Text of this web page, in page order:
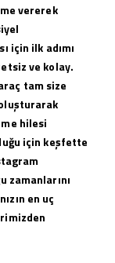
vererek
için ilk adımı
ve kolay.
tam size
hilesi
için keşfette
zamanlarını
en uç